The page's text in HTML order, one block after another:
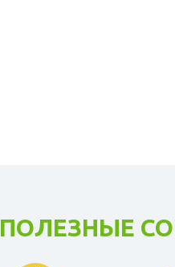
ПОЛЕЗНЫЕ